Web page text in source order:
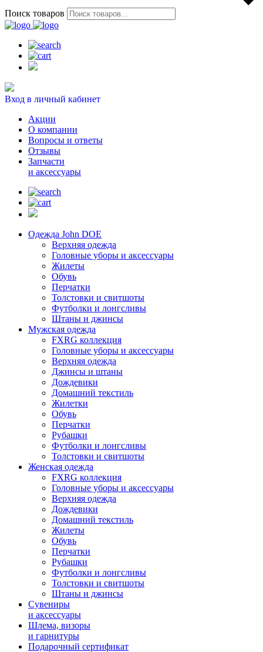
Поиск товаров
Вход в личный кабинет
Акции
О компании
Вопросы и ответы
Отзывы
Запчасти
и аксессуары
Одежда John DOE
Верхняя одежда
Головные уборы и аксессуары
Жилеты
Обувь
Перчатки
Толстовки и свитшоты
Футболки и лонгсливы
Штаны и джинсы
Мужская одежда
FXRG коллекция
Головные уборы и аксессуары
Верхняя одежда
Джинсы и штаны
Дождевики
Домашний текстиль
Жилетки
Обувь
Перчатки
Рубашки
Футболки и лонгсливы
Толстовки и свитшоты
Женская одежда
FXRG коллекция
Головные уборы и аксессуары
Верхняя одежда
Дождевики
Домашний текстиль
Жилеты
Обувь
Перчатки
Рубашки
Футболки и лонгсливы
Толстовки и свитшоты
Штаны и джинсы
Сувениры
и аксессуары
Шлема, визоры
и гарнитуры
Подарочный сертификат